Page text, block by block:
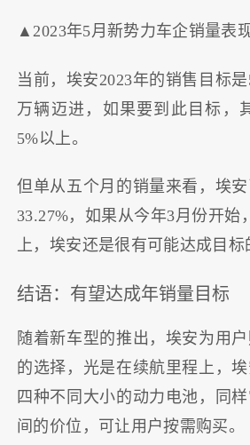
▲2023年5月新势力车企销量表
当前，埃安2023年的销售目标
万辆迈进，如果要到此目标，
5%以上。
但单从五个月的销量来看，埃
33.27%，如果从今年3月份开始
上，埃安还是很有可能达成目标
结语：有望达成年销量目标
随着新车型的推出，埃安为用
的选择，光是在续航里程上，
四种不同大小的动力电池，同
间的价位，可让用户按需购买。